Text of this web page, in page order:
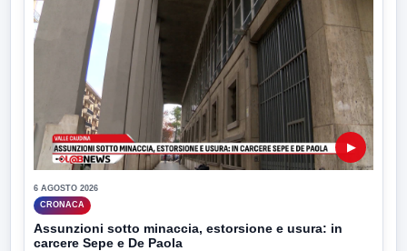
▶
6 AGOSTO 2026
CRONACA
Assunzioni sotto minaccia, estorsione e usura: in
carcere Sepe e De Paola